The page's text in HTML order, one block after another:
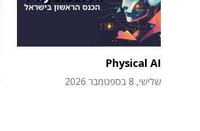
Physical AI
שלישי, 8 בספטמבר 2026